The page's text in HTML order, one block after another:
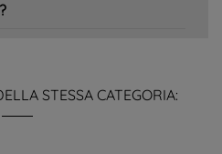
STESSA CATEGORIA: